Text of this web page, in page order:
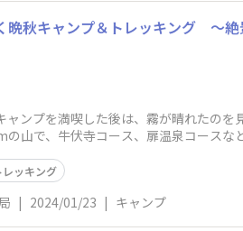
晩秋キャンプ＆トレッキング ～
ンプを満喫した後は、霧が晴れたのを
の山で、牛伏寺コース、扉温泉コース
レッキング
| 2024/01/23 | キャンプ